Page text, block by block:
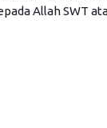
Allah SWT